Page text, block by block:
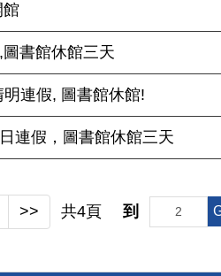
館
書館休館三天
連假, 圖書館休館!
連假，圖書館休館三天
>> 共4頁 到